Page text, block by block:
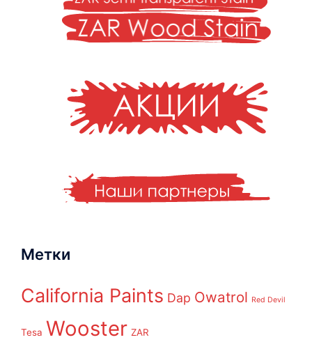
Метки
California Paints Dap Owatrol Red Devil
Tesa Wooster ZAR